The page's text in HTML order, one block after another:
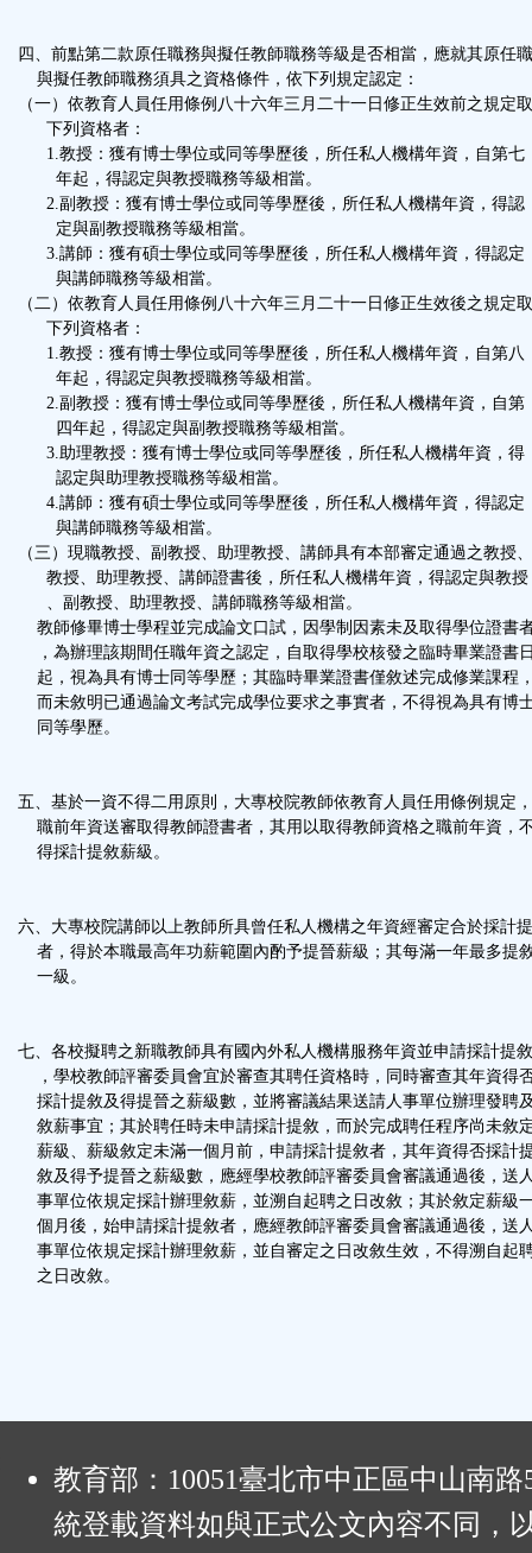
四、前點第二款原任職務與擬任教師職務等級是否相當，應就其原任
與擬任教師職務須具之資格條件，依下列規定認定：
（一）依教育人員任用條例八十六年三月二十一日修正生效前之規定
下列資格者：
1.教授：獲有博士學位或同等學歷後，所任私人機構年資，自第七
年起，得認定與教授職務等級相當。
2.副教授：獲有博士學位或同等學歷後，所任私人機構年資，得認
定與副教授職務等級相當。
3.講師：獲有碩士學位或同等學歷後，所任私人機構年資，得認定
與講師職務等級相當。
（二）依教育人員任用條例八十六年三月二十一日修正生效後之規定
下列資格者：
1.教授：獲有博士學位或同等學歷後，所任私人機構年資，自第八
年起，得認定與教授職務等級相當。
2.副教授：獲有博士學位或同等學歷後，所任私人機構年資，自第
四年起，得認定與副教授職務等級相當。
3.助理教授：獲有博士學位或同等學歷後，所任私人機構年資，得
認定與助理教授職務等級相當。
4.講師：獲有碩士學位或同等學歷後，所任私人機構年資，得認定
與講師職務等級相當。
（三）現職教授、副教授、助理教授、講師具有本部審定通過之教授
教授、助理教授、講師證書後，所任私人機構年資，得認定與教授
、副教授、助理教授、講師職務等級相當。
教師修畢博士學程並完成論文口試，因學制因素未及取得學位證書
，為辦理該期間任職年資之認定，自取得學校核發之臨時畢業證書
起，視為具有博士同等學歷；其臨時畢業證書僅敘述完成修業課程
而未敘明已通過論文考試完成學位要求之事實者，不得視為具有博
同等學歷。
五、基於一資不得二用原則，大專校院教師依教育人員任用條例規定
職前年資送審取得教師證書者，其用以取得教師資格之職前年資，
得採計提敘薪級。
六、大專校院講師以上教師所具曾任私人機構之年資經審定合於採計
者，得於本職最高年功薪範圍內酌予提晉薪級；其每滿一年最多提
一級。
七、各校擬聘之新職教師具有國內外私人機構服務年資並申請採計提
，學校教師評審委員會宜於審查其聘任資格時，同時審查其年資得
採計提敘及得提晉之薪級數，並將審議結果送請人事單位辦理發聘
敘薪事宜；其於聘任時未申請採計提敘，而於完成聘任程序尚未敘
薪級、薪級敘定未滿一個月前，申請採計提敘者，其年資得否採計
敘及得予提晉之薪級數，應經學校教師評審委員會審議通過後，送
事單位依規定採計辦理敘薪，並溯自起聘之日改敘；其於敘定薪級
個月後，始申請採計提敘者，應經教師評審委員會審議通過後，送
事單位依規定採計辦理敘薪，並自審定之日改敘生效，不得溯自起
之日改敘。
教育部：10051臺北市中正區中山南
統登載資料如與正式公文內容不同，